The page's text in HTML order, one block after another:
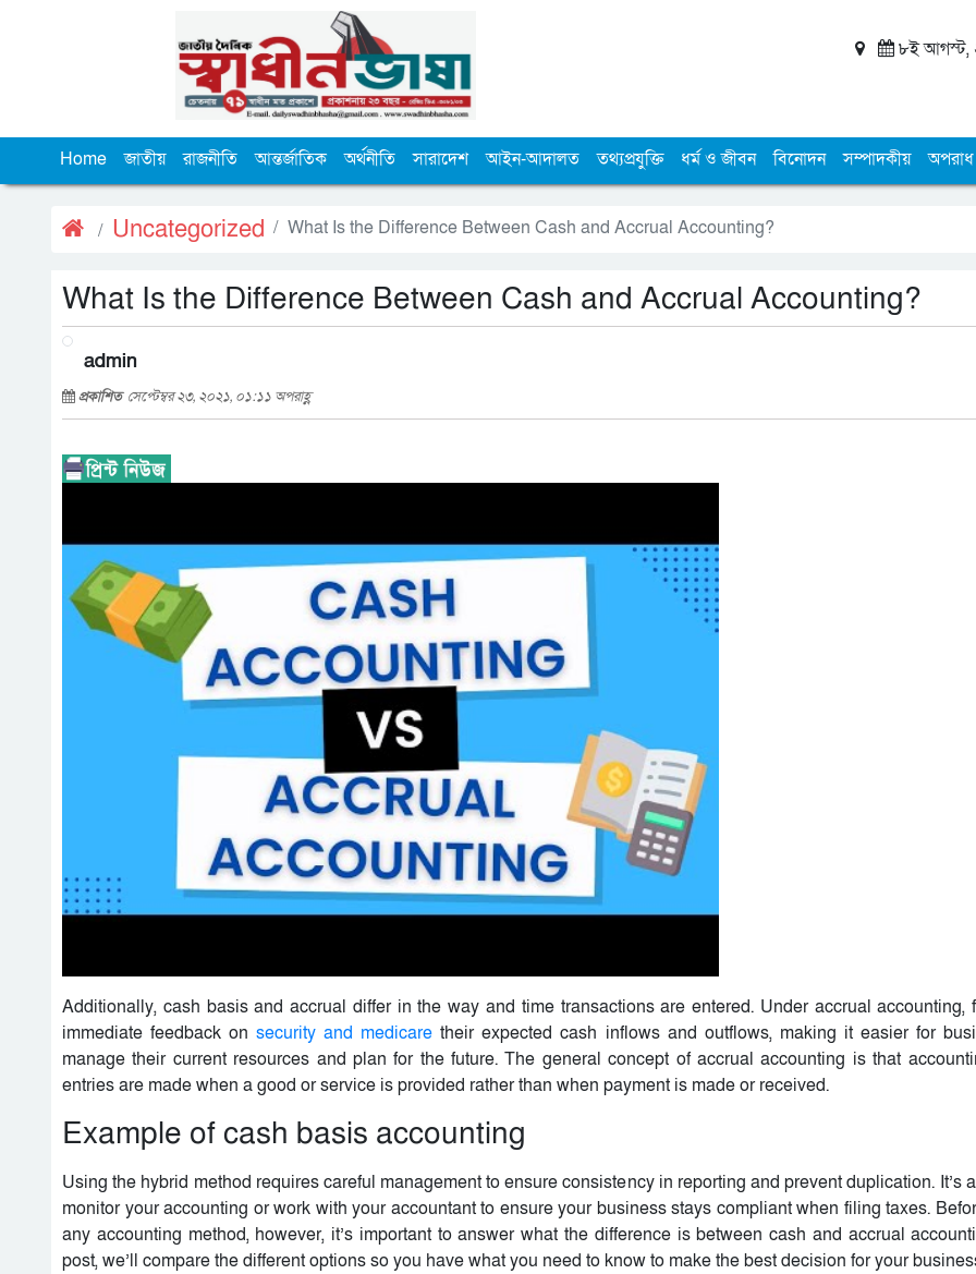
৮ই আগস্ট,
Home জাতীয় রাজনীতি আন্তর্জাতিক অর্থনীতি সারাদেশ আইন-আদালত তথ্যপ্রযুক্তি ধর্ম ও জীবন বিনোদন সম্পাদকীয় অপরাধ
Uncategorized What Is the Difference Between Cash and Accrual Accounting?
What Is the Difference Between Cash and Accrual Accounting?
admin
প্রকাশিত সেপ্টেম্বর ২৩, ২০২১, ০১:১১ অপরাহ্ণ
Additionally, cash basis and accrual differ in the way and time transactions are entered. Under accrual accounting,
immediate feedback onsecurity and medicare their expected cash inflows and outflows, making it easier for
manage their current resources and plan for the future. The general concept of accrual accounting is that
entries are made when a good or service is provided rather than when payment is made or received.
Example of cash basis accounting
Using the hybrid method requires careful management to ensure consistency in reporting and prevent duplication. It’s
monitor your accounting or work with your accountant to ensure your business stays compliant when filing taxes.
any accounting method, however, it’s important to answer what the difference is between cash and accrual
post, we’ll compare the different options so you have what you need to know to make the best decision for your